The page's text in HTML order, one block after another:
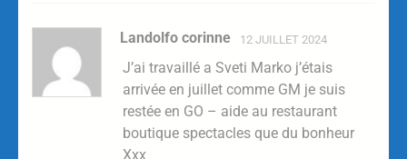
Landolfo corinne 12 JUILLET 2024
J’ai travaillé a Sveti Marko j’étais
arrivée en juillet comme GM je suis
restée en GO – aide au restaurant
boutique spectacles que du bonheur
Xxx